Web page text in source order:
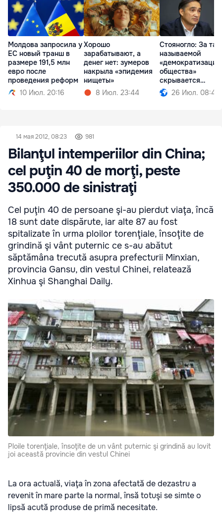
Молдова запросила у
ЕС новый транш в
размере 191,5 млн
евро после
проведения реформ
10 Июл. 20:16
Хорошо
зарабатывают, а
денег нет: зумеров
накрыла «эпидемия
нищеты»
8 Июл. 23:44
Стояногло: За так
называемой
общества»
скрывается
проедание денег
26 Июл. 08:49
14 мая 2012, 08:23 981
Bilanţul intemperiilor din China;
cel puţin 40 de morţi, peste
350.000 de sinistraţi
Cel puţin 40 de persoane şi-au pierdut viaţa, încă
18 sunt date dispărute, iar alte 87 au fost
spitalizate în urma ploilor torenţiale, însoţite de
grindină şi vânt puternic ce s-au abătut
săptămâna trecută asupra prefecturii Minxian,
provincia Gansu, din vestul Chinei, relatează
Xinhua şi Shanghai Daily.
Ploile torenţiale, însoţite de un vânt puternic şi grindină au lovit
joi această provincie din vestul Chinei
La ora actuală, viaţa în zona afectată de dezastru a
revenit în mare parte la normal, însă totuşi se simte o
lipsă acută produse de primă necesitate.